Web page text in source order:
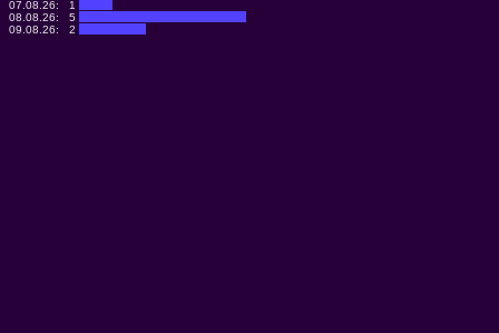
07.08.26:
1
08.08.26:
5
09.08.26:
2